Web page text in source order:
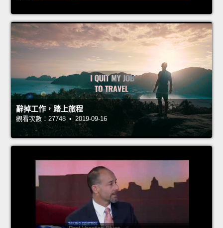
辭掉工作，踏上旅程
觀看次數：27748 • 2019-09-16